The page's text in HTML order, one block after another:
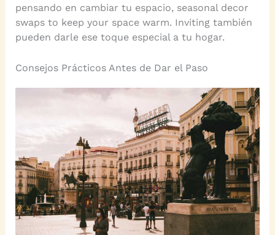
pensando en cambiar tu espacio, seasonal decor
swaps to keep your space warm. Inviting también
pueden darle ese toque especial a tu hogar.
Consejos Prácticos Antes de Dar el Paso